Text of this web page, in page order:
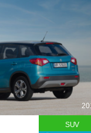
SUV